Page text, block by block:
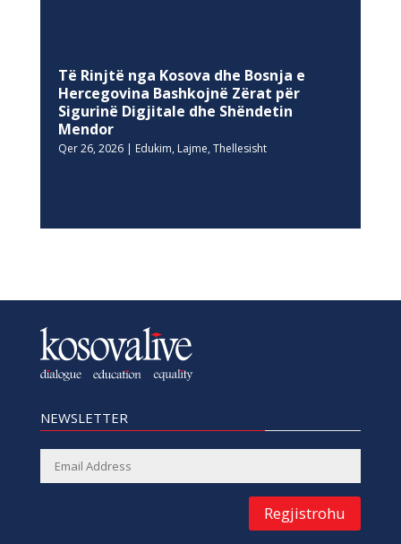
Të Rinjtë nga Kosova dhe Bosnja e
Hercegovina Bashkojnë Zërat për
Sigurinë Digjitale dhe Shëndetin
Mendor
Qer 26, 2026| Edukim, Lajme, Thellesisht
NEWSLETTER
Regjistrohu